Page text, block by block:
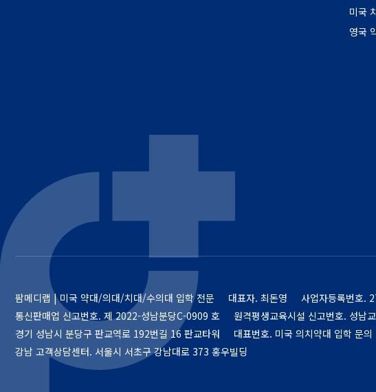
미국
영국
팜메디랩 | 미국 약대/의대/치대/수의대 입학 전문 대표자. 최돈영 사업자등록번호.
통신판매업 신고번호. 제 2022-성남분당C-0909 호
원격평생교육시설 신고번호. 성남
경기 성남시 분당구 판교역로 192번길 16 판교타워
대표번호. 미국 의치약대 입학 문
강남 고객상담센터. 서울시 서초구 강남대로 373 홍우빌딩